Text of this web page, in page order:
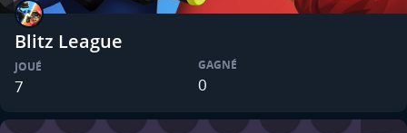
Blitz League
JOUÉ
7
GAGNÉ
0